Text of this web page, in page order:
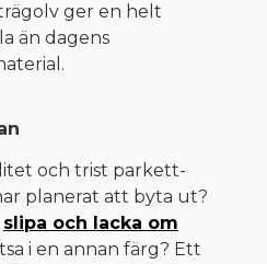
ger en helt
än dagens
och trist parkett-
planerat att byta ut?
slipa och lacka om
i en annan färg? Ett